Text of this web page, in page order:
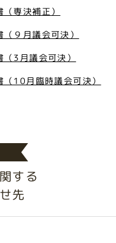
専決補正）
９月議会可決）
3月議会可決）
10月臨時議会可決）
する
先